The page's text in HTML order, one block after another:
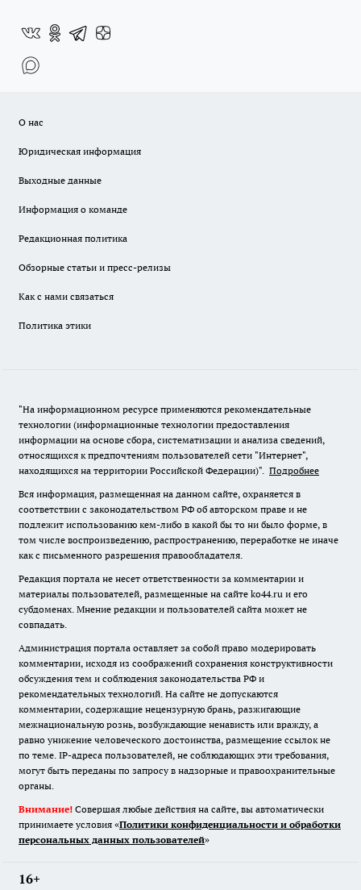
О нас
Юридическая информация
Выходные данные
Информация о команде
Редакционная политика
Обзорные статьи и пресс-релизы
Как с нами связаться
Политика этики
"На информационном ресурсе применяются рекомендательные
технологии (информационные технологии предоставления
информации на основе сбора, систематизации и анализа сведений,
относящихся к предпочтениям пользователей сети "Интернет",
находящихся на территории Российской Федерации)". Подробнее
Вся информация, размещенная на данном сайте, охраняется в
соответствии с законодательством РФ об авторском праве и не
подлежит использованию кем-либо в какой бы то ни было форме, в
том числе воспроизведению, распространению, переработке не иначе
как с письменного разрешения правообладателя.
Редакция портала не несет ответственности за комментарии и
материалы пользователей, размещенные на сайте ko44.ru и его
субдоменах. Мнение редакции и пользователей сайта может не
совпадать.
Администрация портала оставляет за собой право модерировать
комментарии, исходя из соображений сохранения конструктивности
обсуждения тем и соблюдения законодательства РФ и
рекомендательных технологий. На сайте не допускаются
комментарии, содержащие нецензурную брань, разжигающие
межнациональную рознь, возбуждающие ненависть или вражду, а
равно унижение человеческого достоинства, размещение ссылок не
по теме. IP-адреса пользователей, не соблюдающих эти требования,
могут быть переданы по запросу в надзорные и правоохранительные
органы.
Внимание! Совершая любые действия на сайте, вы автоматически
принимаете условия «Политики конфиденциальности и обработки
персональных данных пользователей»
16+